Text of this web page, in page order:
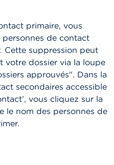
primaire, vous
de contact
Cette suppression peut
votre dossier via la loupe
approuvés". Dans la
secondaires accessible
vous cliquez sur la
le nom des personnes de